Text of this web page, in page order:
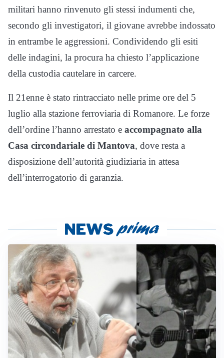
militari hanno rinvenuto gli stessi indumenti che,
secondo gli investigatori, il giovane avrebbe indossato
in entrambe le aggressioni. Condividendo gli esiti
delle indagini, la procura ha chiesto l’applicazione
della custodia cautelare in carcere.
Il 21enne è stato rintracciato nelle prime ore del 5
luglio alla stazione ferroviaria di Romanore. Le forze
dell’ordine l’hanno arrestato e accompagnato alla
Casa circondariale di Mantova, dove resta a
disposizione dell’autorità giudiziaria in attesa
dell’interrogatorio di garanzia.